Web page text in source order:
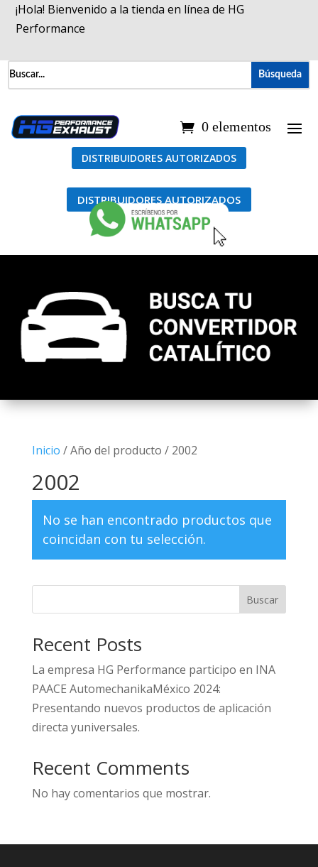
¡Hola! Bienvenido a la tienda en línea de HG
Performance
0 elementos
DISTRIBUIDORES AUTORIZADOS
DISTRIBUIDORES AUTORIZADOS
Inicio / Año del producto / 2002
2002
No se han encontrado productos que
coincidan con tu selección.
Buscar
Recent Posts
La empresa HG Performance participo en INA
PAACE AutomechanikaMéxico 2024:
Presentando nuevos productos de aplicación
directa yuniversales.
Recent Comments
No hay comentarios que mostrar.